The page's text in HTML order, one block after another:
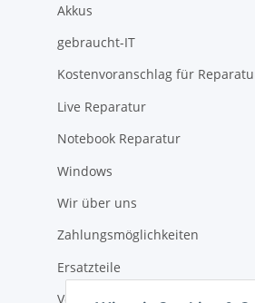
Akkus
gebraucht-IT
Kostenvoranschlag für
Live Reparatur
Notebook Reparatur
Windows
Wir über uns
Zahlungsmöglichkeiten
Ersatzteile
Versandinformationen